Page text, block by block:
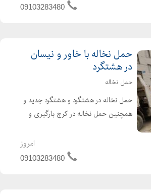
09103283480
حمل نخاله با خاور و نیسان
در هشتگرد
حمل نخاله
حمل نخاله در هشتگرد و هشتگرد جدید و
همچنین حمل نخاله در کرج بارگیری و
همراه با کارگران ماهر بصورت شبانه روزی
اجاره بابکت، کندن استخر فروش انواع
امروز
09103283480